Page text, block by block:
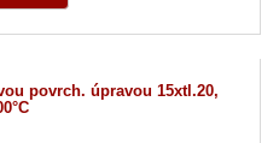
povrch. úpravou 15xtl.20,